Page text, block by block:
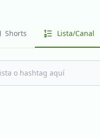
Shorts Lista/Canal